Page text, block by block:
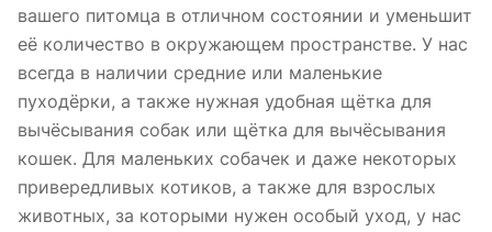
вашего питомца в отличном состоянии и уменьшит
её количество в окружающем пространстве. У нас
всегда в наличии средние или маленькие
пуходёрки, а также нужная удобная щётка для
вычёсывания собак или щётка для вычёсывания
кошек. Для маленьких собачек и даже некоторых
привередливых котиков, а также для взрослых
животных, за которыми нужен особый уход, у нас